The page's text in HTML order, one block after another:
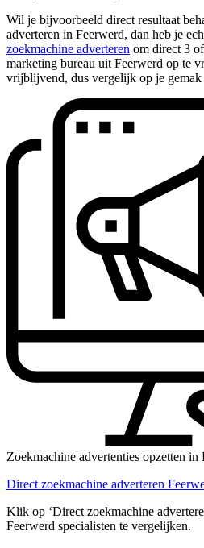
Wil je bijvoorbeeld direct resultaat
adverteren in Feerwerd, dan heb je
zoekmachine adverteren om direct 3
marketing bureau uit Feerwerd op te
vrijblijvend, dus vergelijk op je
Zoekmachine advertenties opzetten in
Direct zoekmachine adverteren
Klik op ‘Direct zoekmachine
Feerwerd specialisten te vergelijken.